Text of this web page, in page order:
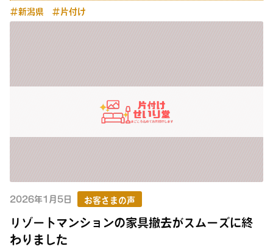
＃新潟県 ＃片付け
2026年1月5日 お客さまの声
リゾートマンションの家具撤去がスムーズに終
わりました